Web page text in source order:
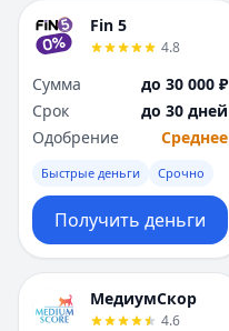
Fin 5
4.8
Сумма
до 30 000 ₽
Срок
до 30 дней
Одобрение
Среднее
Быстрые деньги Срочно
Получить деньги
МедиумСкор
4.6